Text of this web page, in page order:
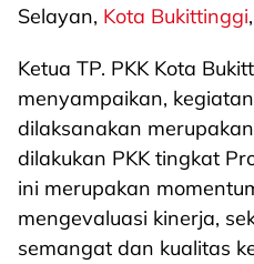
Selayan, Kota Bukittinggi
Ketua TP. PKK Kota
menyampaikan,
dilaksanakan
dilakukan PKK tingkat
ini merupakan
mengevaluasi kinerja,
semangat dan kualitas